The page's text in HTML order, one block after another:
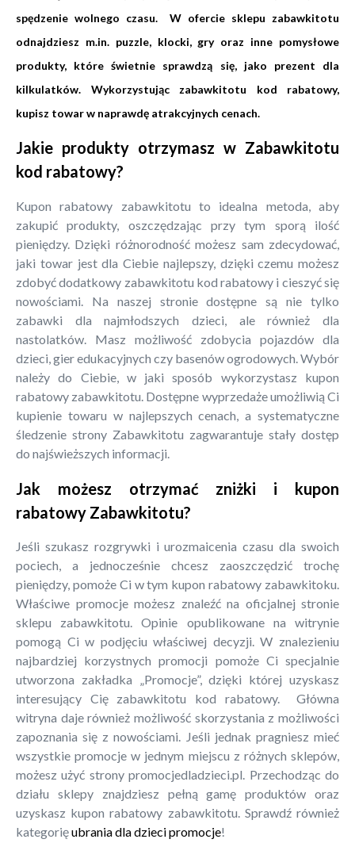
spędzenie wolnego czasu. W ofercie sklepu zabawkitotu
odnajdziesz m.in. puzzle, klocki, gry oraz inne pomysłowe
produkty, które świetnie sprawdzą się, jako prezent dla
kilkulatków. Wykorzystując zabawkitotu kod rabatowy,
kupisz towar w naprawdę atrakcyjnych cenach.
Jakie produkty otrzymasz w Zabawkitotu
kod rabatowy?
Kupon rabatowy zabawkitotu to idealna metoda, aby
zakupić produkty, oszczędzając przy tym sporą ilość
pieniędzy. Dzięki różnorodność możesz sam zdecydować,
jaki towar jest dla Ciebie najlepszy, dzięki czemu możesz
zdobyć dodatkowy zabawkitotu kod rabatowy i cieszyć się
nowościami. Na naszej stronie dostępne są nie tylko
zabawki dla najmłodszych dzieci, ale również dla
nastolatków. Masz możliwość zdobycia pojazdów dla
dzieci, gier edukacyjnych czy basenów ogrodowych. Wybór
należy do Ciebie, w jaki sposób wykorzystasz kupon
rabatowy zabawkitotu. Dostępne wyprzedaże umożliwią Ci
kupienie towaru w najlepszych cenach, a systematyczne
śledzenie strony Zabawkitotu zagwarantuje stały dostęp
do najświeższych informacji.
Jak możesz otrzymać zniżki i kupon
rabatowy Zabawkitotu?
Jeśli szukasz rozgrywki i urozmaicenia czasu dla swoich
pociech, a jednocześnie chcesz zaoszczędzić trochę
pieniędzy, pomoże Ci w tym kupon rabatowy zabawkitoku.
Właściwe promocje możesz znaleźć na oficjalnej stronie
sklepu zabawkitotu. Opinie opublikowane na witrynie
pomogą Ci w podjęciu właściwej decyzji. W znalezieniu
najbardziej korzystnych promocji pomoże Ci specjalnie
utworzona zakładka „Promocje”, dzięki której uzyskasz
interesujący Cię zabawkitotu kod rabatowy. Główna
witryna daje również możliwość skorzystania z możliwości
zapoznania się z nowościami. Jeśli jednak pragniesz mieć
wszystkie promocje w jednym miejscu z różnych sklepów,
możesz użyć strony promocjedladzieci.pl. Przechodząc do
działu sklepy znajdziesz pełną gamę produktów oraz
uzyskasz kupon rabatowy zabawkitotu. Sprawdź również
kategorięubrania dla dzieci promocje!